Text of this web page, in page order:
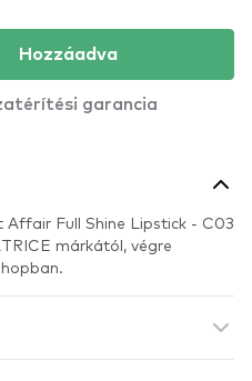
Hozzáadva
garancia
Affair Full Shine Lipstick - C03
márkától, végre